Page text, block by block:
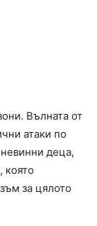
Вълната от
атаки по
деца,
която
за цялото